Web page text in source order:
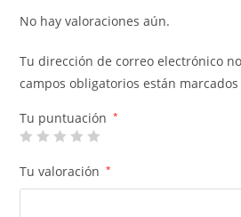
No hay valoraciones aún.
Tu dirección de correo electrónico
campos obligatorios están marcados
Tu puntuación *
Tu valoración *